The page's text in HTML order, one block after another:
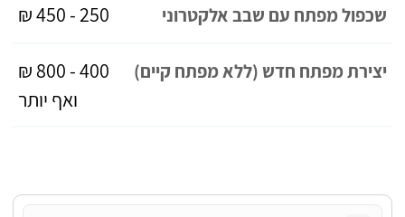
שכפול מפתח עם שבב אלקטרוני 250 - 450 ₪
יצירת מפתח חדש (ללא מפתח קיים)
400 - 800 ₪
ואף יותר